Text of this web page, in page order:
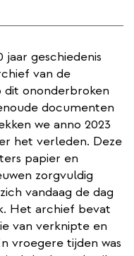
geschiedenis
van de
ononderbroken
documenten
we anno 2023
het verleden. Deze
papier en
zorgvuldig
vandaag de dag
Het archief bevat
van verknipte en
vroegere tijden was